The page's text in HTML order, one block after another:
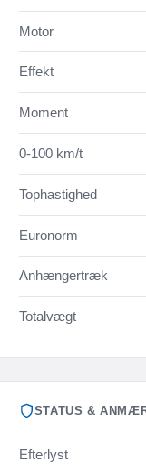
Motor
Effekt
Moment
0-100 km/t
Tophastighed
Euronorm
Anhængertræk
Totalvægt
STATUS &
Efterlyst